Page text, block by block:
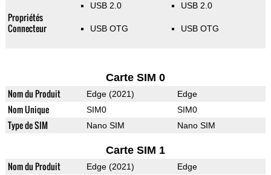
Propriétés
Connecteur
USB 2.0
USB OTG
USB 2.0
USB OTG
Carte SIM 0
Nom du Produit Edge (2021) Edge
Nom Unique SIM0 SIM0
Type de SIM Nano SIM Nano SIM
Carte SIM 1
Nom du Produit Edge (2021) Edge